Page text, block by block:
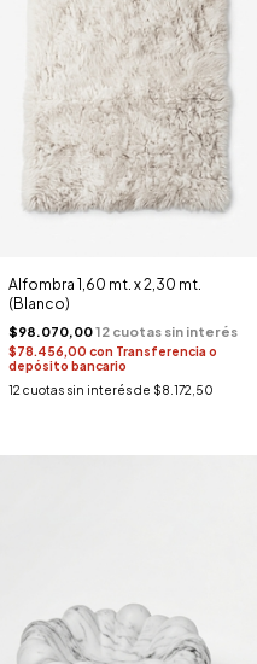
Alfombra 1,60 mt. x 2,30 mt.
(Blanco)
$98.070,00
$78.456,00 con Transferencia o
depósito bancario
12 cuotas sin interés de $8.172,50